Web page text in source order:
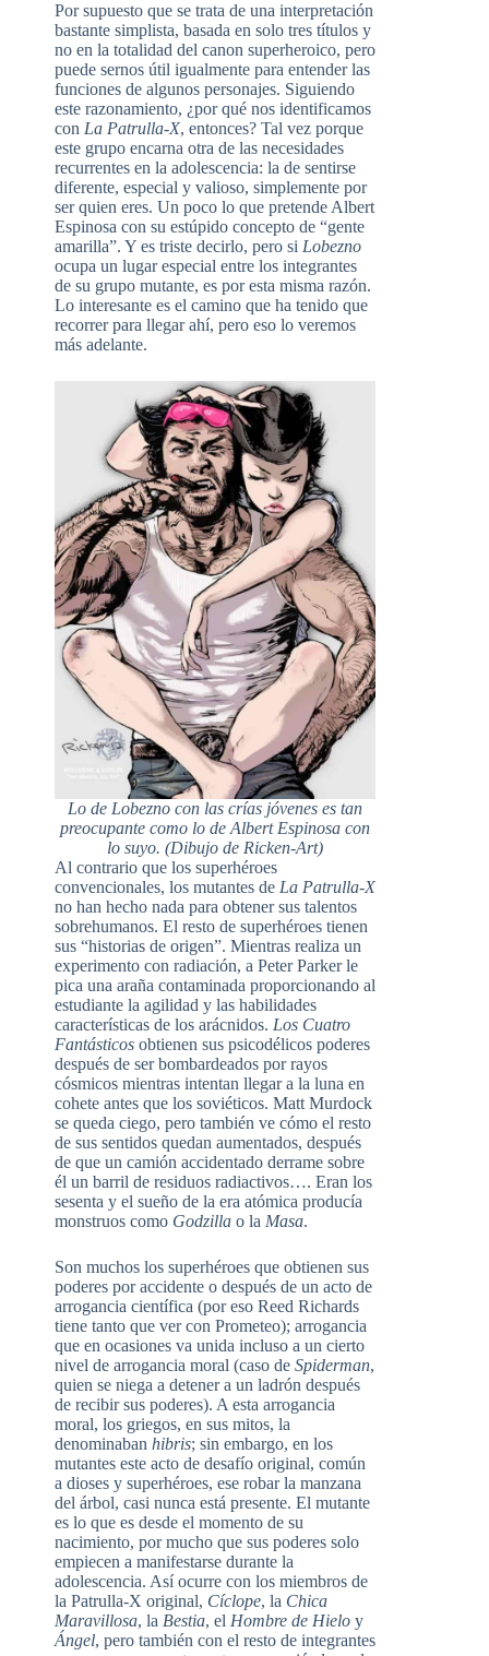
Por supuesto que se trata de una interpretación
bastante simplista, basada en solo tres títulos y
no en la totalidad del canon superheroico, pero
puede sernos útil igualmente para entender las
funciones de algunos personajes. Siguiendo
este razonamiento, ¿por qué nos identificamos
con La Patrulla-X, entonces? Tal vez porque
este grupo encarna otra de las necesidades
recurrentes en la adolescencia: la de sentirse
diferente, especial y valioso, simplemente por
ser quien eres. Un poco lo que pretende Albert
Espinosa con su estúpido concepto de “gente
amarilla”. Y es triste decirlo, pero si Lobezno
ocupa un lugar especial entre los integrantes
de su grupo mutante, es por esta misma razón.
Lo interesante es el camino que ha tenido que
recorrer para llegar ahí, pero eso lo veremos
más adelante.
Lo de Lobezno con las crías jóvenes es tan
preocupante como lo de Albert Espinosa con
lo suyo. (Dibujo de Ricken-Art)
Al contrario que los superhéroes
convencionales, los mutantes de La Patrulla-X
no han hecho nada para obtener sus talentos
sobrehumanos. El resto de superhéroes tienen
sus “historias de origen”. Mientras realiza un
experimento con radiación, a Peter Parker le
pica una araña contaminada proporcionando al
estudiante la agilidad y las habilidades
características de los arácnidos. Los Cuatro
Fantásticos obtienen sus psicodélicos poderes
después de ser bombardeados por rayos
cósmicos mientras intentan llegar a la luna en
cohete antes que los soviéticos. Matt Murdock
se queda ciego, pero también ve cómo el resto
de sus sentidos quedan aumentados, después
de que un camión accidentado derrame sobre
él un barril de residuos radiactivos…. Eran los
sesenta y el sueño de la era atómica producía
monstruos como Godzilla o la Masa.
Son muchos los superhéroes que obtienen sus
poderes por accidente o después de un acto de
arrogancia científica (por eso Reed Richards
tiene tanto que ver con Prometeo); arrogancia
que en ocasiones va unida incluso a un cierto
nivel de arrogancia moral (caso de Spiderman,
quien se niega a detener a un ladrón después
de recibir sus poderes). A esta arrogancia
moral, los griegos, en sus mitos, la
denominaban hibris; sin embargo, en los
mutantes este acto de desafío original, común
a dioses y superhéroes, ese robar la manzana
del árbol, casi nunca está presente. El mutante
es lo que es desde el momento de su
nacimiento, por mucho que sus poderes solo
empiecen a manifestarse durante la
adolescencia. Así ocurre con los miembros de
la Patrulla-X original, Cíclope, la Chica
Maravillosa, la Bestia, el Hombre de Hielo y
Ángel, pero también con el resto de integrantes